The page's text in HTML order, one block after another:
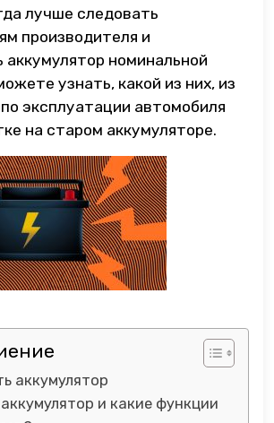
лучше следовать
производителя и
аккумулятор номинальной
узнать, какой из них, из
эксплуатации автомобиля
на старом аккумуляторе.
аккумулятор
и какие функции